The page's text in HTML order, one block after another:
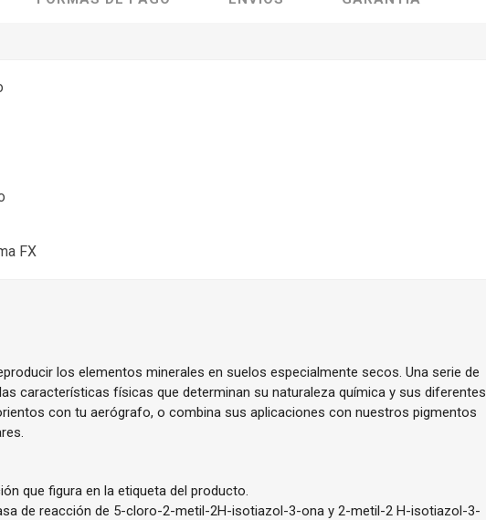
FX
los elementos minerales en suelos especialmente secos. Una serie de
características físicas que determinan su naturaleza química y sus diferentes
con tu aerógrafo, o combina sus aplicaciones con nuestros pigmentos
que figura en la etiqueta del producto.
de reacción de 5-cloro-2-metil-2H-isotiazol-3-ona y 2-metil-2 H-isotiazol-3-